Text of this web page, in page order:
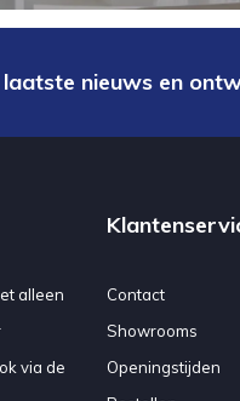
nieuws en
alleen
via de
Contact
Showrooms
Openingstijden